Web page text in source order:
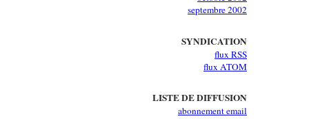
septembre 2002
SYNDICATION
flux RSS
flux ATOM
LISTE DE DIFFUSION
abonnement email